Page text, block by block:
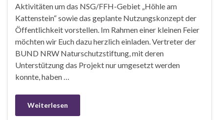
Aktivitäten um das NSG/FFH-Gebiet „Höhle am
Kattenstein“ sowie das geplante Nutzungskonzept der
Öffentlichkeit vorstellen. Im Rahmen einer kleinen Feier
möchten wir Euch dazu herzlich einladen. Vertreter der
BUND NRW Naturschutzstiftung, mit deren
Unterstützung das Projekt nur umgesetzt werden
konnte, haben …
Weiterlesen